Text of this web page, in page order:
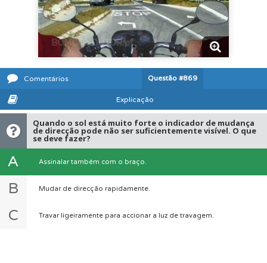
Comentários Questão #869
Explicação
Quando o sol está muito forte o indicador de mudança
de direcção pode não ser suficientemente visível. O que
se deve fazer?
A Assinalar também com o braço.
B Mudar de direcção rapidamente.
C Travar ligeiramente para accionar a luz de travagem.